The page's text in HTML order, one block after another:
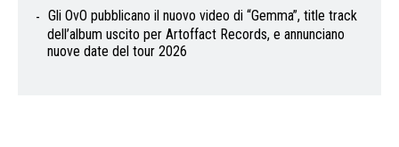
Gli OvO pubblicano il nuovo video di “Gemma”, title track
dell’album uscito per Artoffact Records, e annunciano
nuove date del tour 2026